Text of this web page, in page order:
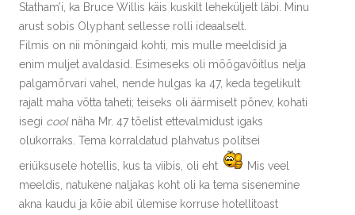
Statham’i, ka Bruce Willis käis kuskilt leheküljelt läbi. Minu
arust sobis Olyphant sellesse rolli ideaalselt.
Filmis on nii mõningaid kohti, mis mulle meeldisid ja
enim muljet avaldasid. Esimeseks oli mõõgavõitlus nelja
palgamõrvari vahel, nende hulgas ka 47, keda tegelikult
rajalt maha võtta taheti; teiseks oli äärmiselt põnev, kohati
isegi coolnäha Mr. 47 tõelist ettevalmidust igaks
olukorraks. Tema korraldatud plahvatus politsei
eriüksusele hotellis, kus ta viibis, oli eht
Mis veel
meeldis, natukene naljakas koht oli ka tema sisenemine
akna kaudu ja kõie abil ülemise korruse hotellitoast